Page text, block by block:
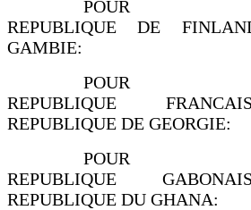
POUR
REPUBLIQUE DE
GAMBIE:
POUR
REPUBLIQUE
REPUBLIQUE DE GEORGIE:
POUR
REPUBLIQUE
REPUBLIQUE DU GHANA: